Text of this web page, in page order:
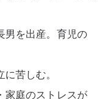
男を出産。育児の
苦しむ。
家庭のストレスが